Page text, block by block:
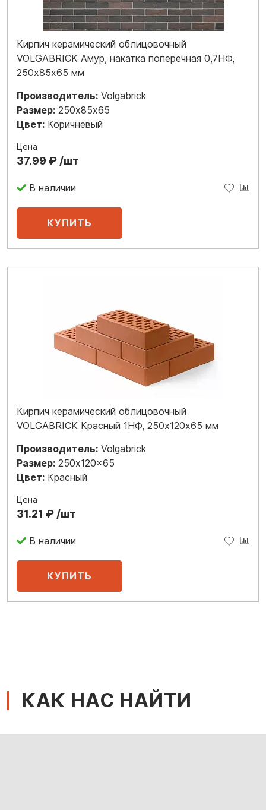
Кирпич керамический облицовочный
VOLGABRICK Амур, накатка поперечная 0,7НФ,
250х85х65 мм
Производитель: Volgabrick
Размер: 250х85х65
Цвет: Коричневый
Цена
37.99 ₽ /шт
В наличии
Кирпич керамический облицовочный
VOLGABRICK Красный 1НФ, 250х120х65 мм
Производитель: Volgabrick
Размер: 250x120x65
Цвет: Красный
Цена
31.21 ₽ /шт
В наличии
КАК НАС НАЙТИ